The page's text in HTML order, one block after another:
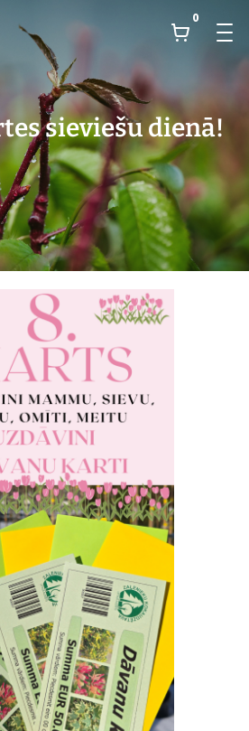
0
sieviešu dienā!